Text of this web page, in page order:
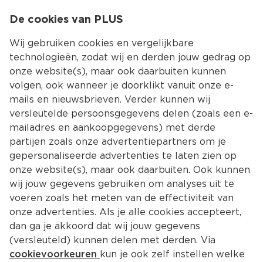
Kies jouw
Terug Producten
De cookies van PLUS
Wij gebruiken cookies en vergelijkbare
technologieën, zodat wij en derden jouw gedrag op
onze website(s), maar ook daarbuiten kunnen
volgen, ook wanneer je doorklikt vanuit onze e-
mails en nieuwsbrieven. Verder kunnen wij
versleutelde persoonsgegevens delen (zoals een e-
mailadres en aankoopgegevens) met derde
partijen zoals onze advertentiepartners om je
gepersonaliseerde advertenties te laten zien op
onze website(s), maar ook daarbuiten. Ook kunnen
wij jouw gegevens gebruiken om analyses uit te
voeren zoals het meten van de effectiviteit van
onze advertenties. Als je alle cookies accepteert,
dan ga je akkoord dat wij jouw gegevens
(versleuteld) kunnen delen met derden. Via
cookievoorkeuren kun je ook zelf instellen welke